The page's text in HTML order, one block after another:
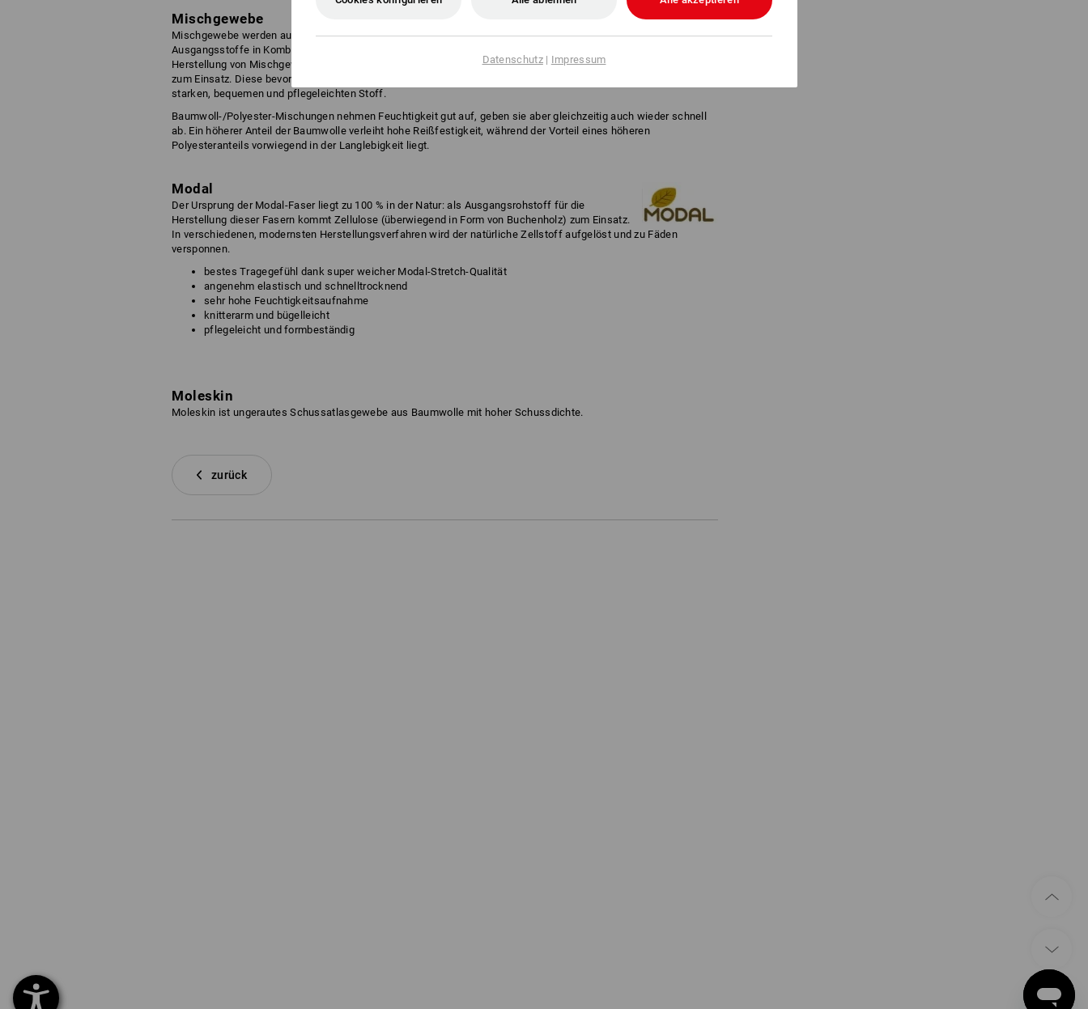
Mischgewebe
Mischgewebe werden aus mindestens zwei Faserarten (Natur und/oder Kunst) hergestellt. Die Vorteile der
Ausgangsstoffe in Kombination zu bringen um deren positive Eigenschaften zu verbinden ist das Ziel bei der
Herstellung von Mischgeweben. Im Bereich Arbeitskleidung kommen häufig Baumwoll-/Polyester-Mischungen
zum Einsatz. Diese bevorzugte Mischung vereint die Vorteile von Natur- und Kunstfasern miteinander zu einem
starken, bequemen und pflegeleichten Stoff.
Baumwoll-/Polyester-Mischungen nehmen Feuchtigkeit gut auf, geben sie aber gleichzeitig auch wieder schnell
ab. Ein höherer Anteil der Baumwolle verleiht hohe Reißfestigkeit, während der Vorteil eines höheren
Polyesteranteils vorwiegend in der Langlebigkeit liegt.
Modal
Der Ursprung der Modal-Faser liegt zu 100 % in der Natur: als Ausgangsrohstoff für die
Herstellung dieser Fasern kommt Zellulose (überwiegend in Form von Buchenholz) zum Einsatz.
In verschiedenen, modernsten Herstellungsverfahren wird der natürliche Zellstoff aufgelöst und zu Fäden
versponnen.
bestes Tragegefühl dank super weicher Modal-Stretch-Qualität
angenehm elastisch und schnelltrocknend
sehr hohe Feuchtigkeitsaufnahme
knitterarm und bügelleicht
pflegeleicht und formbeständig
Moleskin
Moleskin ist ungerautes Schussatlasgewebe aus Baumwolle mit hoher Schussdichte.
zurück
Datenschutz| Impressum